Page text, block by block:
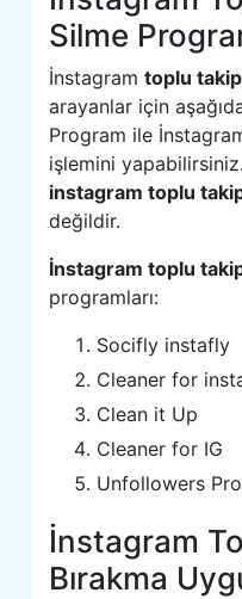
Silme
İnstagramtoplu
arayanlar için
Program ile
işlemini
instagram toplu
değildir.
İnstagram toplu
programları:
Socifly instafly
Cleaner for
Clean it Up
Cleaner for IG
Unfollowers Pro
İnstagram
Bırakma